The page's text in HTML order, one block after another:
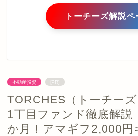
トーチーズ解説ペ
不動産投資 [PR]
TORCHES（トーチー
1丁目ファンド徹底解説
か月！アマギフ2,000円